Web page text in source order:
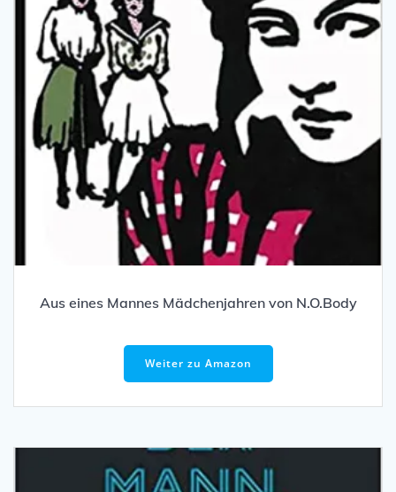
Aus eines Mannes Mädchenjahren von N.O.Body
Weiter zu Amazon